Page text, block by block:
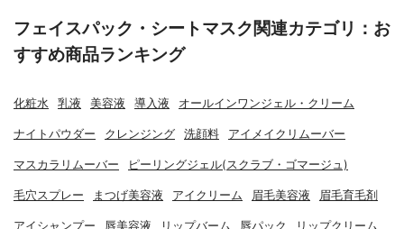
フェイスパック・シートマスク関連カテゴリ：お
すすめ商品ランキング
化粧水 乳液 美容液 導入液 オールインワンジェル・クリーム
ナイトパウダー クレンジング 洗顔料 アイメイクリムーバー
マスカラリムーバー ピーリングジェル(スクラブ・ゴマージュ)
毛穴スプレー まつげ美容液 アイクリーム 眉毛美容液 眉毛育毛剤
アイシャンプー 唇美容液 リップバーム 唇パック リップクリーム